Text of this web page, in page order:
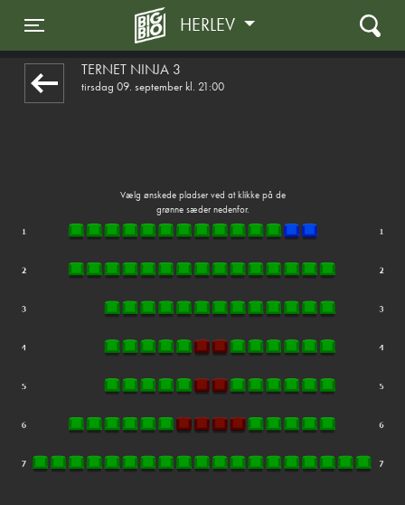
Toggle navigation
HERLEV
TERNET NINJA 3
tirsdag 09. september kl. 21:00
Vælg ønskede pladser ved at klikke på de
grønne sæder nedenfor.
1step-front02 080736